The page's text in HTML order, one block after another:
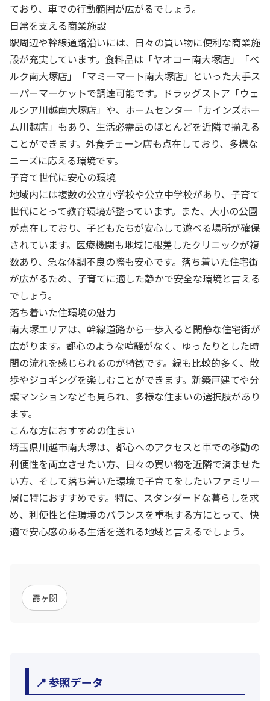
ており、車での行動範囲が広がるでしょう。
日常を支える商業施設
駅周辺や幹線道路沿いには、日々の買い物に便利な商業施
設が充実しています。食料品は「ヤオコー南大塚店」「ベ
ルク南大塚店」「マミーマート南大塚店」といった大手ス
ーパーマーケットで調達可能です。ドラッグストア「ウェ
ルシア川越南大塚店」や、ホームセンター「カインズホー
ム川越店」もあり、生活必需品のほとんどを近隣で揃える
ことができます。外食チェーン店も点在しており、多様な
ニーズに応える環境です。
子育て世代に安心の環境
地域内には複数の公立小学校や公立中学校があり、子育て
世代にとって教育環境が整っています。また、大小の公園
が点在しており、子どもたちが安心して遊べる場所が確保
されています。医療機関も地域に根差したクリニックが複
数あり、急な体調不良の際も安心です。落ち着いた住宅街
が広がるため、子育てに適した静かで安全な環境と言える
でしょう。
落ち着いた住環境の魅力
南大塚エリアは、幹線道路から一歩入ると閑静な住宅街が
広がります。都心のような喧騒がなく、ゆったりとした時
間の流れを感じられるのが特徴です。緑も比較的多く、散
歩やジョギングを楽しむことができます。新築戸建てや分
譲マンションなども見られ、多様な住まいの選択肢があり
ます。
こんな方におすすめの住まい
埼玉県川越市南大塚は、都心へのアクセスと車での移動の
利便性を両立させたい方、日々の買い物を近隣で済ませた
い方、そして落ち着いた環境で子育てをしたいファミリー
層に特におすすめです。特に、スタンダードな暮らしを求
め、利便性と住環境のバランスを重視する方にとって、快
適で安心感のある生活を送れる地域と言えるでしょう。
霞ヶ関
📍 参照データ